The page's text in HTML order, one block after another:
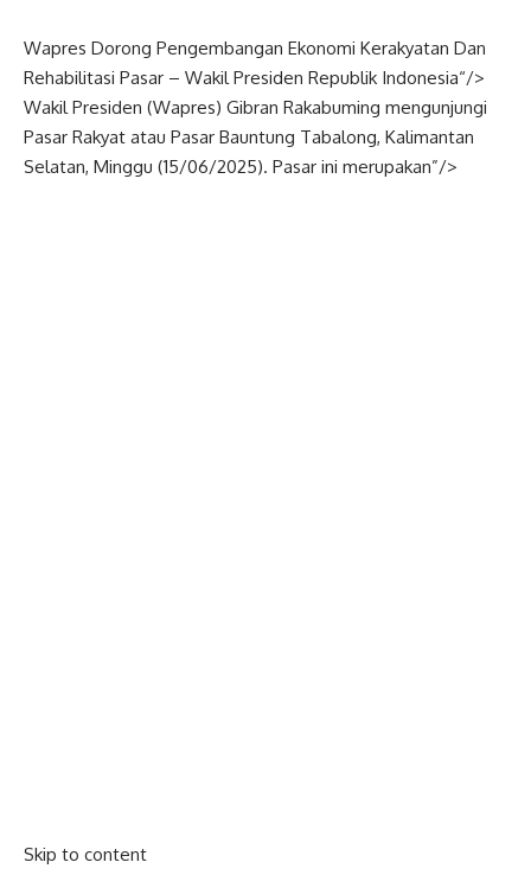
Wapres Dorong Pengembangan Ekonomi Kerakyatan Dan
Rehabilitasi Pasar – Wakil Presiden Republik Indonesia“/>
Wakil Presiden (Wapres) Gibran Rakabuming mengunjungi
Pasar Rakyat atau Pasar Bauntung Tabalong, Kalimantan
Selatan, Minggu (15/06/2025). Pasar ini merupakan”/>
Skip to content